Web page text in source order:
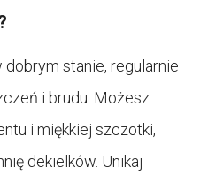
stanie, regularnie
i brudu. Możesz
i miękkiej szczotki,
dekielków. Unikaj